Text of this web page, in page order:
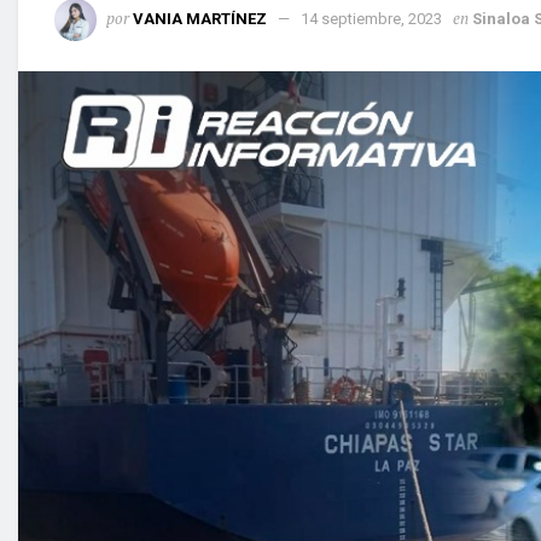
por VANIA MARTÍNEZ 14 septiembre, 2023 en Sinaloa